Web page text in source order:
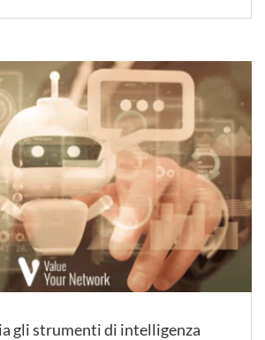
gli strumenti di intelligenza